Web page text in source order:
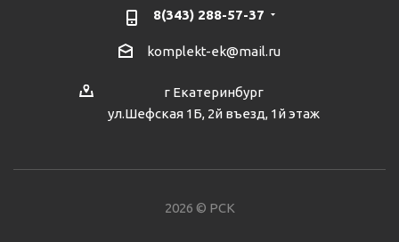
8(343) 288-57-37
komplekt-ek@mail.ru
г Екатеринбург
ул.Шефская 1Б, 2й въезд, 1й этаж
2026 © РСК